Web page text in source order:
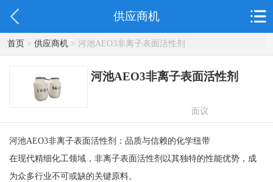
供应商机
首页> 供应商机> 河池AEO3非离子表面活性剂
河池AEO3非离子表面活性剂
面议
河池AEO3非离子表面活性剂：品质与信赖的化学纽带
在现代精细化工领域，非离子表面活性剂以其独特的性能优势，成
为众多行业不可或缺的关键原料。